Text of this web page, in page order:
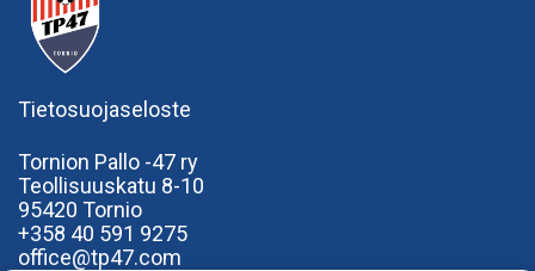
Tietosuojaseloste
Tornion Pallo -47 ry
Teollisuuskatu 8-10
95420 Tornio
+358 40 591 9275
office@tp47.com